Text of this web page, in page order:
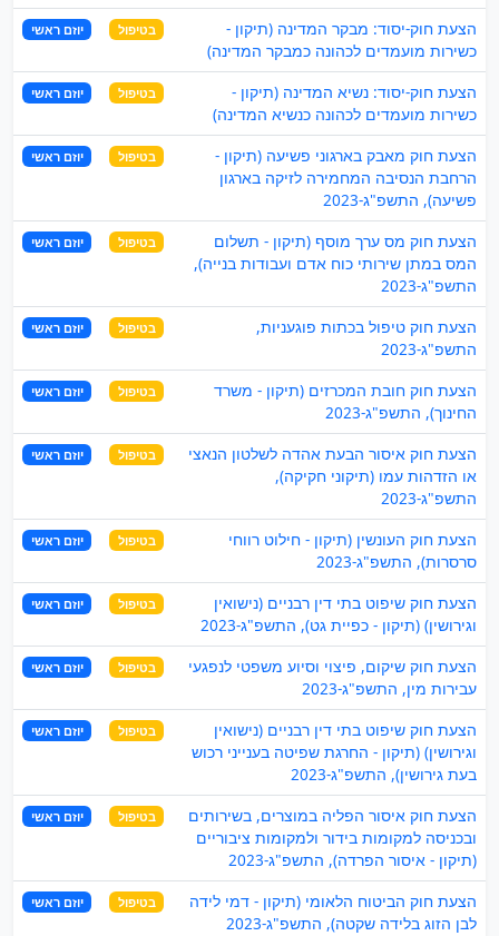
הצעת חוק-יסוד: מבקר המדינה (תיקון -
כשירות מועמדים לכהונה כמבקר המדינה)
בטיפול יוזם ראשי
הצעת חוק-יסוד: נשיא המדינה (תיקון -
כשירות מועמדים לכהונה כנשיא המדינה)
בטיפול יוזם ראשי
הצעת חוק מאבק בארגוני פשיעה (תיקון -
הרחבת הנסיבה המחמירה לזיקה בארגון
פשיעה), התשפ"ג-2023
בטיפול יוזם ראשי
הצעת חוק מס ערך מוסף (תיקון - תשלום
המס במתן שירותי כוח אדם ועבודות בנייה),
התשפ"ג-2023
בטיפול יוזם ראשי
הצעת חוק טיפול בכתות פוגעניות,
התשפ"ג-2023
בטיפול יוזם ראשי
הצעת חוק חובת המכרזים (תיקון - משרד
החינוך), התשפ"ג-2023
בטיפול יוזם ראשי
הצעת חוק איסור הבעת אהדה לשלטון הנאצי
או הזדהות עמו (תיקוני חקיקה),
התשפ"ג-2023
בטיפול יוזם ראשי
הצעת חוק העונשין (תיקון - חילוט רווחי
סרסרות), התשפ"ג-2023
בטיפול יוזם ראשי
הצעת חוק שיפוט בתי דין רבניים (נישואין
וגירושין) (תיקון - כפיית גט), התשפ"ג-2023
בטיפול יוזם ראשי
הצעת חוק שיקום, פיצוי וסיוע משפטי לנפגעי
עבירות מין, התשפ"ג-2023
בטיפול יוזם ראשי
הצעת חוק שיפוט בתי דין רבניים (נישואין
וגירושין) (תיקון - החרגת שפיטה בענייני רכוש
בעת גירושין), התשפ"ג-2023
בטיפול יוזם ראשי
הצעת חוק איסור הפליה במוצרים, בשירותים
ובכניסה למקומות בידור ולמקומות ציבוריים
(תיקון - איסור הפרדה), התשפ"ג-2023
בטיפול יוזם ראשי
הצעת חוק הביטוח הלאומי (תיקון - דמי לידה
לבן הזוג בלידה שקטה), התשפ"ג-2023
בטיפול יוזם ראשי